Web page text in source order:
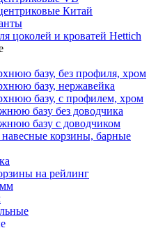
Китай
цоколей и кроватей Hettich
базу, без профиля, хром
базу, нержавейка
базу, с профилем, хром
базу без доводчика
базу с доводчиком
корзины, барные
на рейлинг